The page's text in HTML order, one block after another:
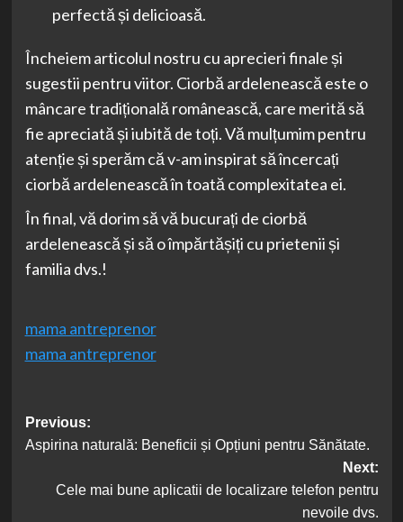
perfectă și delicioasă.
Încheiem articolul nostru cu aprecieri finale și
sugestii pentru viitor. Ciorbă ardelenească este o
mâncare tradițională românească, care merită să
fie apreciată și iubită de toți. Vă mulțumim pentru
atenție și sperăm că v-am inspirat să încercați
ciorbă ardelenească în toată complexitatea ei.
În final, vă dorim să vă bucurați de ciorbă
ardelenească și să o împărtășiți cu prietenii și
familia dvs.!
mama antreprenor
mama antreprenor
Post
navigation
Previous:
Aspirina naturală: Beneficii și Opțiuni pentru Sănătate.
Next:
Cele mai bune aplicatii de localizare telefon pentru
nevoile dvs.